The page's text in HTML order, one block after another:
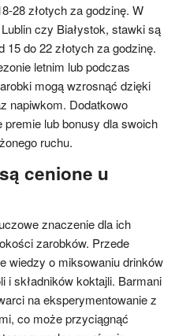
28 złotych za godzinę. W
czy Białystok, stawki są
do 22 złotych za godzinę.
letnim lub podczas
mogą wzrosnąć dzięki
napiwkom. Dodatkowo
premie lub bonusy dla swoich
ruchu.
cenione u
znaczenie dla ich
zarobków. Przede
wiedzy o miksowaniu drinków
i składników koktajli. Barmani
na eksperymentowanie z
co może przyciągnąć